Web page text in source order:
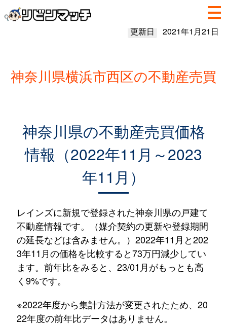
更新日 2021年1月21日
神奈川県横浜市西区の不動産売買
神奈川県の不動産売買価格
情報（2022年11月～2023
年11月）
レインズに新規で登録された神奈川県の戸建て
不動産情報です。（媒介契約の更新や登録期間
の延長などは含みません。）2022年11月と202
3年11月の価格を比較すると73万円減少してい
ます。前年比をみると、23/01月がもっとも高
く9%です。
※2022年度から集計方法が変更されたため、20
22年度の前年比データはありません。